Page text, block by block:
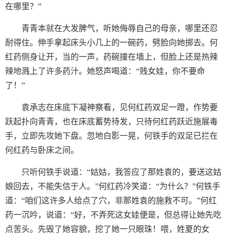
在哪里？”
青青本就在大发脾气，听她侮辱自己的母亲，哪里还忍
耐得住。伸手拿起床头小几上的一碗药，劈脸向她掷去。何
红药侧身让开，当的一声，药碗撞在墙上，但脸上还是热辣
辣地溅上了许多药汁。她怒声喝道：“贱女娃，你不要命
了！”
袁承志在床底下凝神察看，见何红药双足一蹬，作势要
跃起扑向青青，也在床底蓄势待发，只待何红药跃近施展毒
手，立即先攻她下盘。忽地白影一晃，何铁手的双足已拦在
何红药与卧床之间。
只听何铁手说道：“姑姑，我答应了那姓袁的，要送这姑
娘回去，不能失信于人。”何红药冷笑道：“为什么？”何铁手
道：“咱们这许多人给点了穴，非那姓袁的施救不可。”何红
药一沉吟，说道：“好，不弄死这女娃便是，但总得让她先吃
点苦头。先毁了她容貌，挖了她一只眼珠！喂，姓夏的女